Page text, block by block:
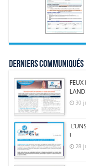
Derniers communiqués
FEUX
30
!
28